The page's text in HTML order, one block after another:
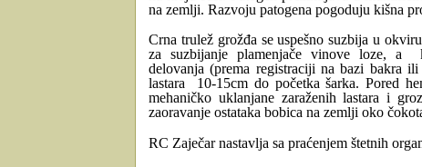
na zemlji. Razvoju patogena pogoduju kišna
Crna trulež grožđa se uspešno suzbija u
za suzbijanje plamenjače vinove loze, a
delovanja (prema registraciji na bazi bakra
lastara 10-15cm do početka šarka. Pored
mehaničko uklanjane zaraženih lastara i
zaoravanje ostataka bobica na zemlji oko
RC Zaječar nastavlja sa praćenjem štetnih